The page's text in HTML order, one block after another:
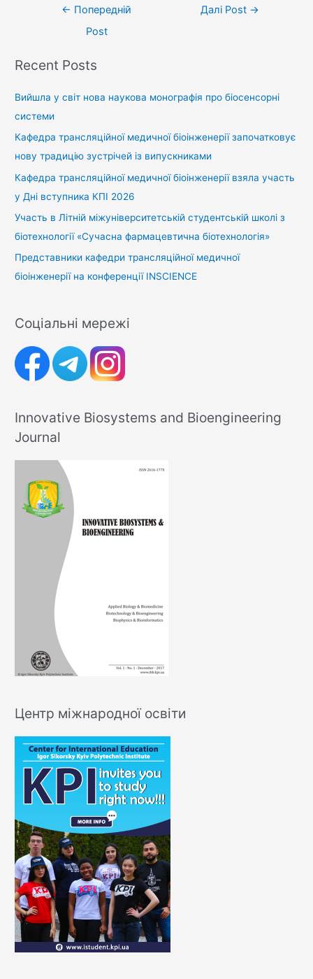
← Попередній
Post
Далі Post →
Recent Posts
Вийшла у світ нова наукова монографія про біосенсорні
системи
Кафедра трансляційної медичної біоінженерії започатковує
нову традицію зустрічей із випускниками
Кафедра трансляційної медичної біоінженерії взяла участь
у Дні вступника КПІ 2026
Участь в Літній міжуніверситетській студентській школі з
біотехнології «Сучасна фармацевтична біотехнологія»
Представники кафедри трансляційної медичної
біоінженерії на конференції INSCIENCE
Соціальні мережі
Innovative Biosystems and Bioengineering
Journal
Центр міжнародної освіти